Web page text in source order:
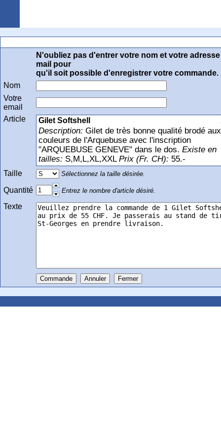
N'oubliez pas d'entrer votre nom et votre adresse
mail pour
qu'il soit possible d'enregistrer votre commande.
Nom
Votre
email
Article
Gilet Softshell
Description: Gilet de très bonne qualité brodé aux
couleurs de l'Arquebuse avec l'inscription
"ARQUEBUSE GENEVE" dans le dos. Existe en
tailles: S,M,L,XL,XXL Prix (Fr. CH): 55.-
Taille Sélectionnez la taille désirée.
Quantité Entrez le nombre d'article désiré.
Texte